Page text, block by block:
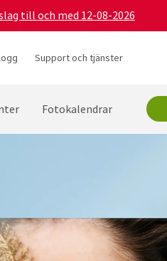
till och med 12-08-2026
Support och tjänster
Fotokalendrar